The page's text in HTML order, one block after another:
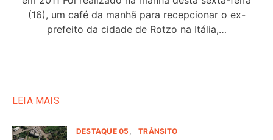
(16), um café da manhã para recepcionar o ex-
prefeito da cidade de Rotzo na Itália,…
LEIA MAIS
DESTAQUE 05 TRÂNSITO